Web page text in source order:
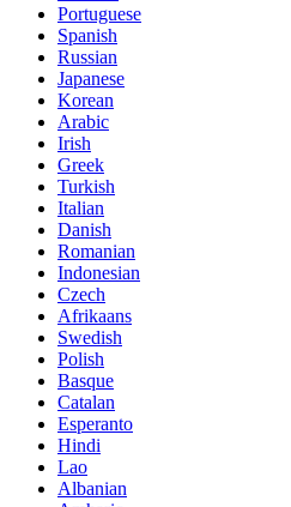
Portuguese
Spanish
Russian
Japanese
Korean
Arabic
Irish
Greek
Turkish
Italian
Danish
Romanian
Indonesian
Czech
Afrikaans
Swedish
Polish
Basque
Catalan
Esperanto
Hindi
Lao
Albanian